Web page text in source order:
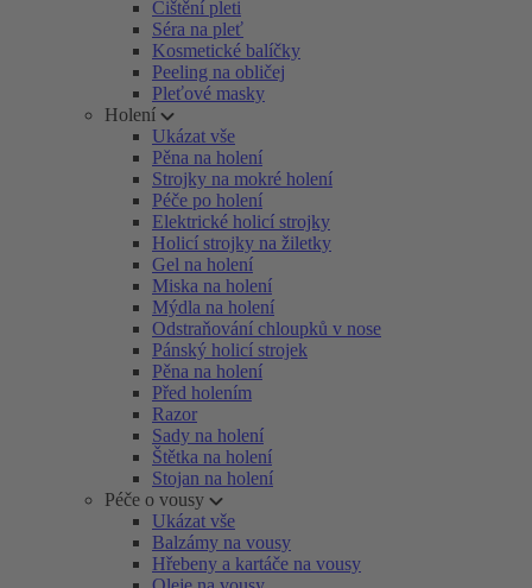
Čištění pleti
Séra na pleť
Kosmetické balíčky
Peeling na obličej
Pleťové masky
Holení
Ukázat vše
Pěna na holení
Strojky na mokré holení
Péče po holení
Elektrické holicí strojky
Holicí strojky na žiletky
Gel na holení
Miska na holení
Mýdla na holení
Odstraňování chloupků v nose
Pánský holicí strojek
Pěna na holení
Před holením
Razor
Sady na holení
Štětka na holení
Stojan na holení
Péče o vousy
Ukázat vše
Balzámy na vousy
Hřebeny a kartáče na vousy